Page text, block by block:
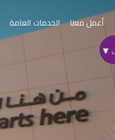
الخدمات العامة أعمل معنا